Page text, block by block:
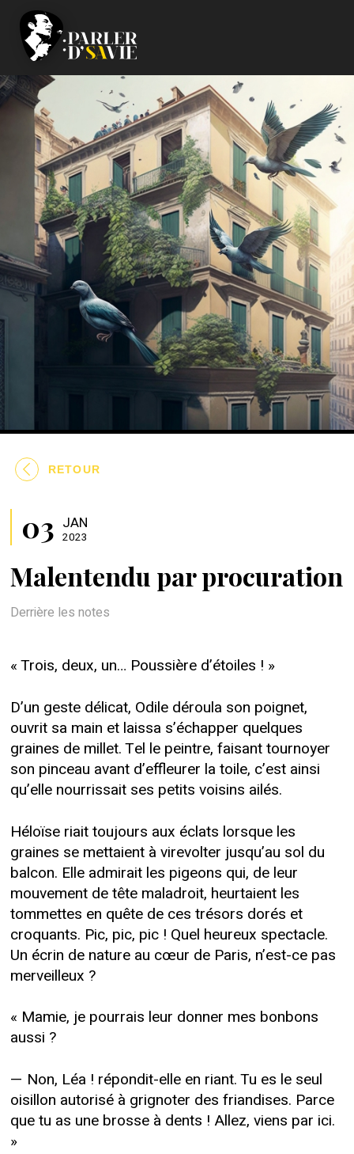
RETOUR
Malentendu par procuration
03 JAN
2023
Derrière les notes
« Trois, deux, un… Poussière d’étoiles ! »
D’un geste délicat, Odile déroula son poignet,
ouvrit sa main et laissa s’échapper quelques
graines de millet. Tel le peintre, faisant tournoyer
son pinceau avant d’effleurer la toile, c’est ainsi
qu’elle nourrissait ses petits voisins ailés.
Héloïse riait toujours aux éclats lorsque les
graines se mettaient à virevolter jusqu’au sol du
balcon. Elle admirait les pigeons qui, de leur
mouvement de tête maladroit, heurtaient les
tommettes en quête de ces trésors dorés et
croquants. Pic, pic, pic ! Quel heureux spectacle.
Un écrin de nature au cœur de Paris, n’est-ce pas
merveilleux ?
« Mamie, je pourrais leur donner mes bonbons
aussi ?
— Non, Léa ! répondit-elle en riant. Tu es le seul
oisillon autorisé à grignoter des friandises. Parce
que tu as une brosse à dents ! Allez, viens par ici.
»